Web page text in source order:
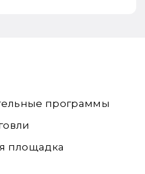
программы
площадка